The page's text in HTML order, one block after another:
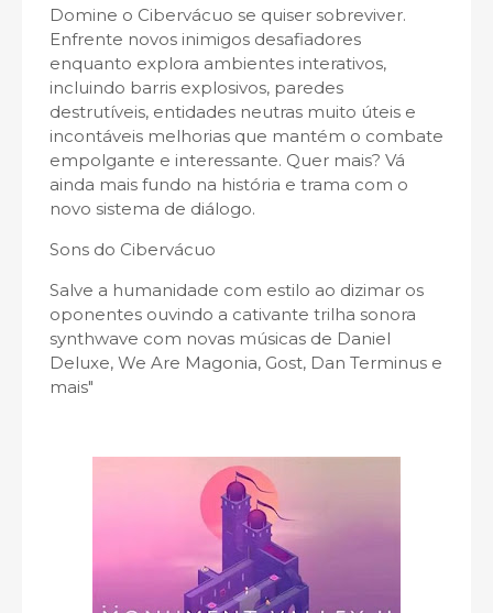
Domine o Cibervácuo se quiser sobreviver.
Enfrente novos inimigos desafiadores
enquanto explora ambientes interativos,
incluindo barris explosivos, paredes
destrutíveis, entidades neutras muito úteis e
incontáveis melhorias que mantém o combate
empolgante e interessante. Quer mais? Vá
ainda mais fundo na história e trama com o
novo sistema de diálogo.
Sons do Cibervácuo
Salve a humanidade com estilo ao dizimar os
oponentes ouvindo a cativante trilha sonora
synthwave com novas músicas de Daniel
Deluxe, We Are Magonia, Gost, Dan Terminus e
mais"